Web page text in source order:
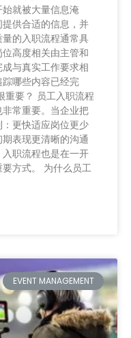
就被大量信息淹
供合适的信息，并
的入职流程通常具
高度相关由主管和
与真实工作要求相
哪些内容已经完
重要？ 员工入职流程
常重要。当企业把
更快适应岗位更少
表现更清晰的沟通
职流程也是在一开
方式。 为什么员工
EVENT MANAGEMENT